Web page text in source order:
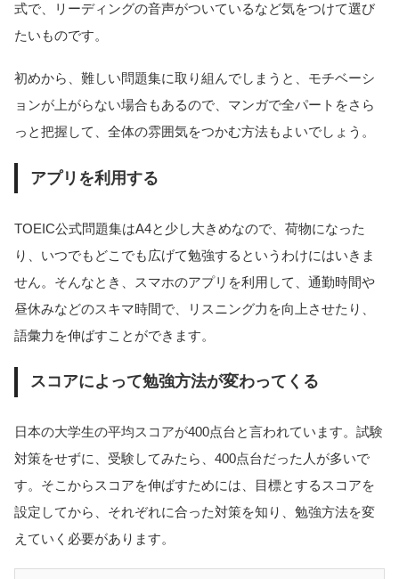
式で、リーディングの音声がついているなど気をつけて選び
たいものです。
初めから、難しい問題集に取り組んでしまうと、モチベーシ
ョンが上がらない場合もあるので、マンガで全パートをさら
っと把握して、全体の雰囲気をつかむ方法もよいでしょう。
アプリを利用する
TOEIC公式問題集はA4と少し大きめなので、荷物になった
り、いつでもどこでも広げて勉強するというわけにはいきま
せん。そんなとき、スマホのアプリを利用して、通勤時間や
昼休みなどのスキマ時間で、リスニング力を向上させたり、
語彙力を伸ばすことができます。
スコアによって勉強方法が変わってくる
日本の大学生の平均スコアが400点台と言われています。試験
対策をせずに、受験してみたら、400点台だった人が多いで
す。そこからスコアを伸ばすためには、目標とするスコアを
設定してから、それぞれに合った対策を知り、勉強方法を変
えていく必要があります。